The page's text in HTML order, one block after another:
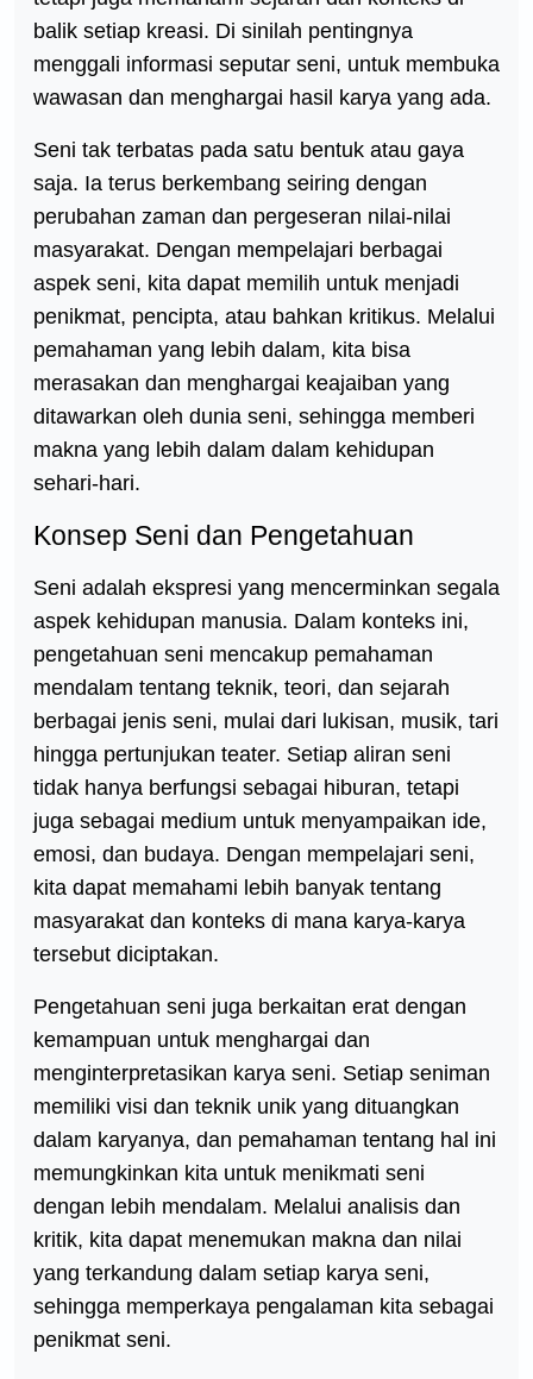
balik setiap kreasi. Di sinilah pentingnya
menggali informasi seputar seni, untuk membuka
wawasan dan menghargai hasil karya yang ada.
Seni tak terbatas pada satu bentuk atau gaya
saja. Ia terus berkembang seiring dengan
perubahan zaman dan pergeseran nilai-nilai
masyarakat. Dengan mempelajari berbagai
aspek seni, kita dapat memilih untuk menjadi
penikmat, pencipta, atau bahkan kritikus. Melalui
pemahaman yang lebih dalam, kita bisa
merasakan dan menghargai keajaiban yang
ditawarkan oleh dunia seni, sehingga memberi
makna yang lebih dalam dalam kehidupan
sehari-hari.
Konsep Seni dan Pengetahuan
Seni adalah ekspresi yang mencerminkan segala
aspek kehidupan manusia. Dalam konteks ini,
pengetahuan seni mencakup pemahaman
mendalam tentang teknik, teori, dan sejarah
berbagai jenis seni, mulai dari lukisan, musik, tari
hingga pertunjukan teater. Setiap aliran seni
tidak hanya berfungsi sebagai hiburan, tetapi
juga sebagai medium untuk menyampaikan ide,
emosi, dan budaya. Dengan mempelajari seni,
kita dapat memahami lebih banyak tentang
masyarakat dan konteks di mana karya-karya
tersebut diciptakan.
Pengetahuan seni juga berkaitan erat dengan
kemampuan untuk menghargai dan
menginterpretasikan karya seni. Setiap seniman
memiliki visi dan teknik unik yang dituangkan
dalam karyanya, dan pemahaman tentang hal ini
memungkinkan kita untuk menikmati seni
dengan lebih mendalam. Melalui analisis dan
kritik, kita dapat menemukan makna dan nilai
yang terkandung dalam setiap karya seni,
sehingga memperkaya pengalaman kita sebagai
penikmat seni.